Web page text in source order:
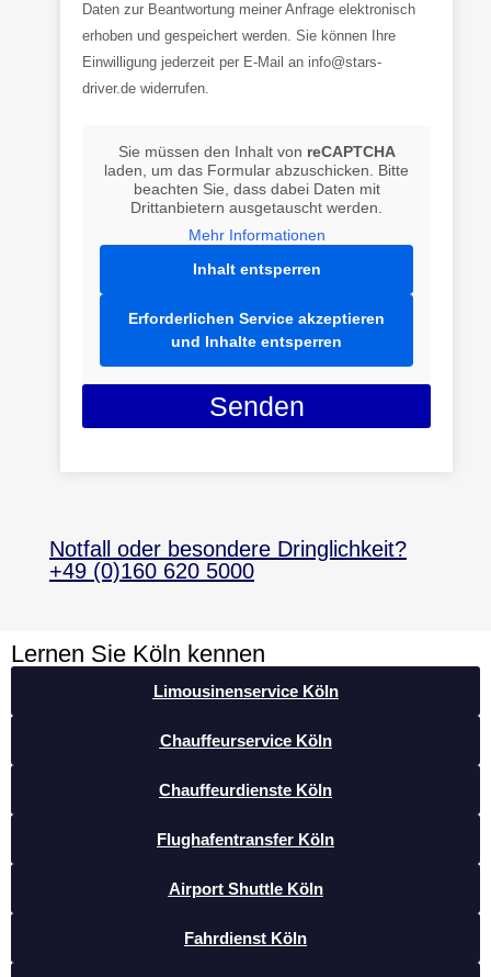
Daten zur Beantwortung meiner Anfrage elektronisch
erhoben und gespeichert werden. Sie können Ihre
Einwilligung jederzeit per E-Mail an info@stars-
driver.de widerrufen.
Sie müssen den Inhalt von reCAPTCHA
laden, um das Formular abzuschicken. Bitte
beachten Sie, dass dabei Daten mit
Drittanbietern ausgetauscht werden.
Mehr Informationen
Inhalt entsperren
Erforderlichen Service akzeptieren
und Inhalte entsperren
Senden
Notfall oder besondere Dringlichkeit?
+49 (0)160 620 5000
Lernen Sie Köln kennen
Limousinenservice Köln
Chauffeurservice Köln
Chauffeurdienste Köln
Flughafentransfer Köln
Airport Shuttle Köln
Fahrdienst Köln